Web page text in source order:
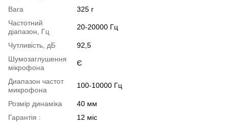
Вага
325 г
Частотний
діапазон, Гц
20-20000 Гц
Чутливість, дБ
92,5
Шумозаглушення
мікрофона
Є
Диапазон частот
микрофона
100-10000 Гц
Розмір динаміка
40 мм
Гарантія :
12 міс